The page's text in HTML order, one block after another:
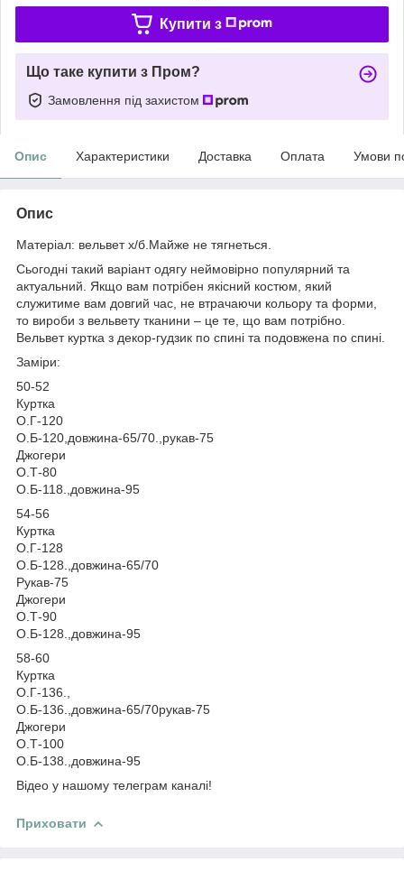
Купити з
Що таке купити з Пром?
Замовлення під захистом
Опис Характеристики Доставка Оплата Умови
Опис
Матеріал: вельвет х/б.Майже не тягнеться.
Сьогодні такий варіант одягу неймовірно популярний та
актуальний. Якщо вам потрібен якісний костюм, який
служитиме вам довгий час, не втрачаючи кольору та форми,
то вироби з вельвету тканини – це те, що вам потрібно.
Вельвет куртка з декор-гудзик по спині та подовжена по спині.
Заміри:
50-52
Куртка
О.Г-120
О.Б-120,довжина-65/70.,рукав-75
Джогери
О.Т-80
О.Б-118.,довжина-95
54-56
Куртка
О.Г-128
О.Б-128.,довжина-65/70
Рукав-75
Джогери
О.Т-90
О.Б-128.,довжина-95
58-60
Куртка
О.Г-136.,
О.Б-136.,довжина-65/70рукав-75
Джогери
О.Т-100
О.Б-138.,довжина-95
Відео у нашому телеграм каналі!
Приховати